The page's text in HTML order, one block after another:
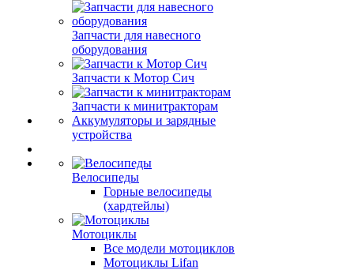
Запчасти для навесного
оборудования
Запчасти к Мотор Сич
Запчасти к минитракторам
Аккумуляторы и зарядные
устройства
Велосипеды
Горные велосипеды
(хардтейлы)
Мотоциклы
Все модели мотоциклов
Мотоциклы Lifan